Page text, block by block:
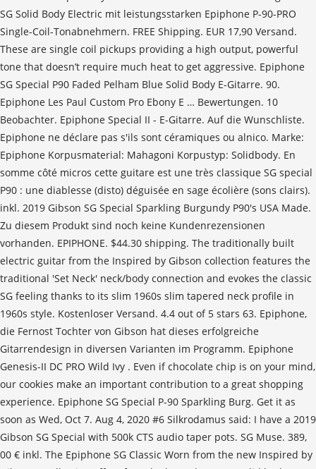
SG Solid Body Electric mit leistungsstarken Epiphone P-90-PRO
Single-Coil-Tonabnehmern. FREE Shipping. EUR 17,90 Versand.
These are single coil pickups providing a high output, powerful
tone that doesn’t require much heat to get aggressive. Epiphone
SG Special P90 Faded Pelham Blue Solid Body E-Gitarre. 90.
Epiphone Les Paul Custom Pro Ebony E … Bewertungen. 10
Beobachter. Epiphone Special II - E-Gitarre. Auf die Wunschliste.
Epiphone ne déclare pas s'ils sont céramiques ou alnico. Marke:
Epiphone Korpusmaterial: Mahagoni Korpustyp: Solidbody. En
somme côté micros cette guitare est une très classique SG special
P90 : une diablesse (disto) déguisée en sage écolière (sons clairs).
inkl. 2019 Gibson SG Special Sparkling Burgundy P90's USA Made.
Zu diesem Produkt sind noch keine Kundenrezensionen
vorhanden. EPIPHONE. $44.30 shipping. The traditionally built
electric guitar from the Inspired by Gibson collection features the
traditional 'Set Neck' neck/body connection and evokes the classic
SG feeling thanks to its slim 1960s slim tapered neck profile in
1960s style. Kostenloser Versand. 4.4 out of 5 stars 63. Epiphone,
die Fernost Tochter von Gibson hat dieses erfolgreiche
Gitarrendesign in diversen Varianten im Programm. Epiphone
Genesis-II DC PRO Wild Ivy . Even if chocolate chip is on your mind,
our cookies make an important contribution to a great shopping
experience. Epiphone SG Special P-90 Sparkling Burg. Get it as
soon as Wed, Oct 7. Aug 4, 2020 #6 Silkrodamus said: I have a 2019
Gibson SG Special with 500k CTS audio taper pots. SG Muse. 389,
00 € inkl. The Epiphone SG Classic Worn from the new Inspired by